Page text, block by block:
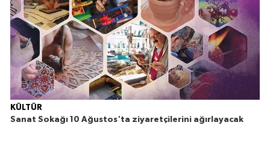
KÜLTÜR
Sanat Sokağı 10 Ağustos'ta ziyaretçilerini ağırlayacak